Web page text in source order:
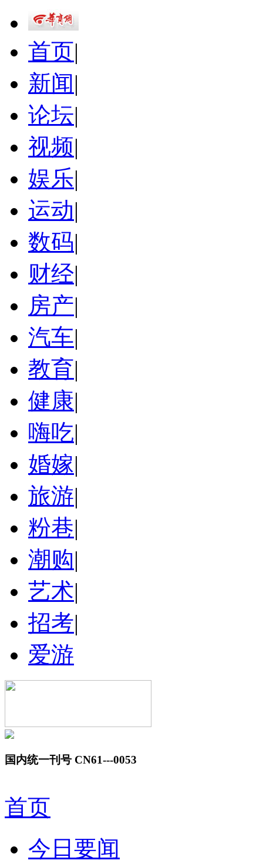
首页|
新闻|
论坛|
视频|
娱乐|
运动|
数码|
财经|
房产|
汽车|
教育|
健康|
嗨吃|
婚嫁|
旅游|
粉巷|
潮购|
艺术|
招考|
爱游
国内统一刊号 CN61---0053
首页
今日要闻